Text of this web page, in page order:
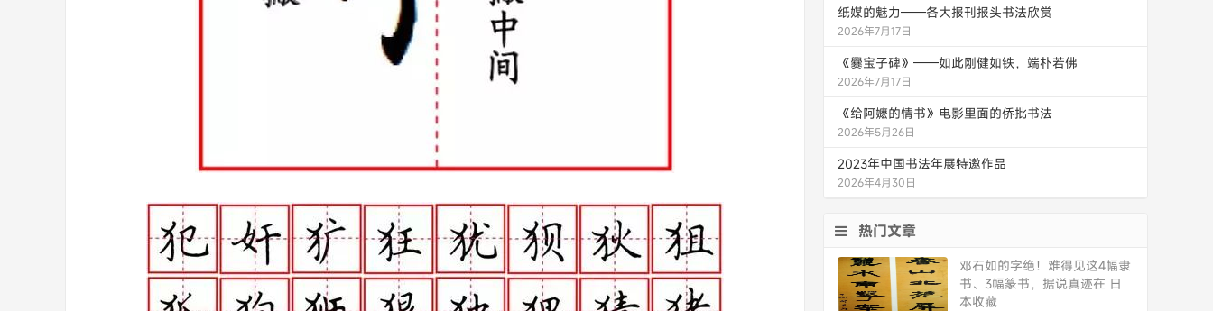
纸媒的魅力——各大报刊报头书法欣赏
2026年7月17日
《爨宝子碑》——如此刚健如铁，端朴若佛
2026年7月17日
《给阿嬷的情书》电影里面的侨批书法
2026年5月26日
2023年中国书法年展特邀作品
2026年4月30日
热门文章
邓石如的字绝！难得见这4幅隶
书、3幅篆书，据说真迹在 日
本收藏